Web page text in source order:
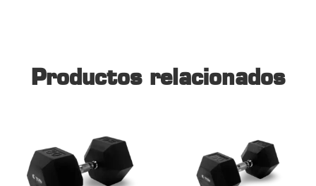
Productos relacionados